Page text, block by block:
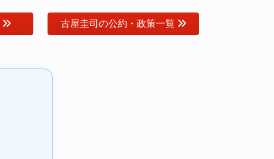
古屋圭司の公約・政策一覧